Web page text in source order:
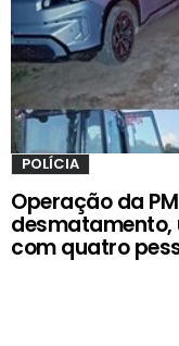
POLÍCIA
Operação da
desmatamento,
com quatro